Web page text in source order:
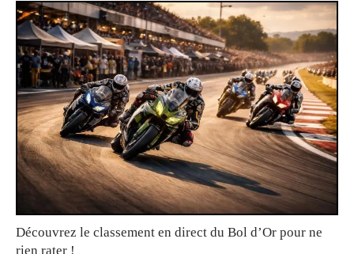
Découvrez le classement en direct du Bol d’Or pour ne
rien rater !